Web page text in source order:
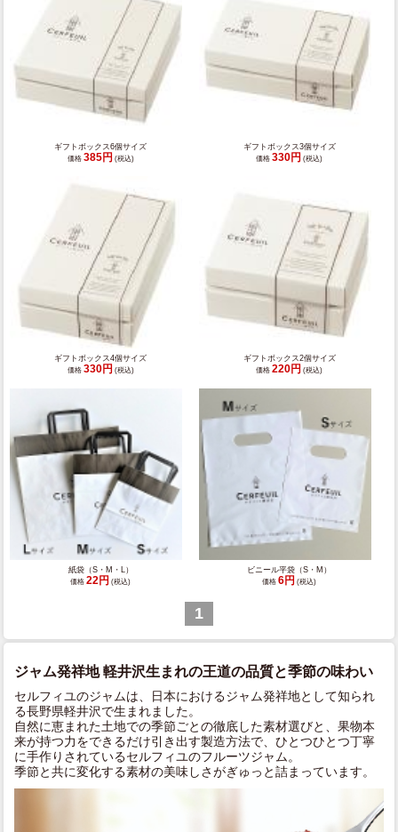
ギフトボックス6個サイズ
価格 385円 (税込)
ギフトボックス3個サイズ
価格 330円 (税込)
ギフトボックス4個サイズ
価格 330円 (税込)
ギフトボックス2個サイズ
価格 220円 (税込)
紙袋（S・M・L）
価格 22円 (税込)
ビニール平袋（S・M）
価格 6円 (税込)
1
ジャム発祥地 軽井沢生まれの王道の品質と季節の味わい
セルフィユのジャムは、日本におけるジャム発祥地として知られ
る長野県軽井沢で生まれました。
自然に恵まれた土地での季節ごとの徹底した素材選びと、果物本
来が持つ力をできるだけ引き出す製造方法で、ひとつひとつ丁寧
に手作りされているセルフィユのフルーツジャム。
季節と共に変化する素材の美味しさがぎゅっと詰まっています。